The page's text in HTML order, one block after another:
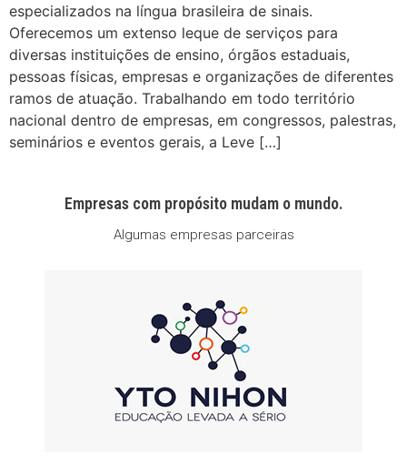
especializados na língua brasileira de sinais.
Oferecemos um extenso leque de serviços para
diversas instituições de ensino, órgãos estaduais,
pessoas físicas, empresas e organizações de diferentes
ramos de atuação. Trabalhando em todo território
nacional dentro de empresas, em congressos, palestras,
seminários e eventos gerais, a Leve […]
Empresas com propósito mudam o mundo.
Algumas empresas parceiras